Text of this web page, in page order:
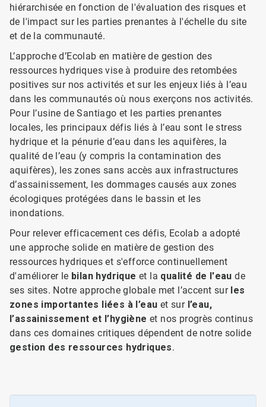
hiérarchisée en fonction de l'évaluation des risques et
de l'impact sur les parties prenantes à l'échelle du site
et de la communauté.
L’approche d’Ecolab en matière de gestion des
ressources hydriques vise à produire des retombées
positives sur nos activités et sur les enjeux liés à l’eau
dans les communautés où nous exerçons nos activités.
Pour l’usine de Santiago et les parties prenantes
locales, les principaux défis liés à l’eau sont le stress
hydrique et la pénurie d’eau dans les aquifères, la
qualité de l’eau (y compris la contamination des
aquifères), les zones sans accès aux infrastructures
d’assainissement, les dommages causés aux zones
écologiques protégées dans le bassin et les
inondations.
Pour relever efficacement ces défis, Ecolab a adopté
une approche solide en matière de gestion des
ressources hydriques et s'efforce continuellement
d'améliorer le bilan hydrique et la qualité de l'eau de
ses sites. Notre approche globale met l’accent sur les
zones importantes liées à l’eau et sur l’eau,
l’assainissement et l’hygiène et nos progrès continus
dans ces domaines critiques dépendent de notre solide
gestion des ressources hydriques.